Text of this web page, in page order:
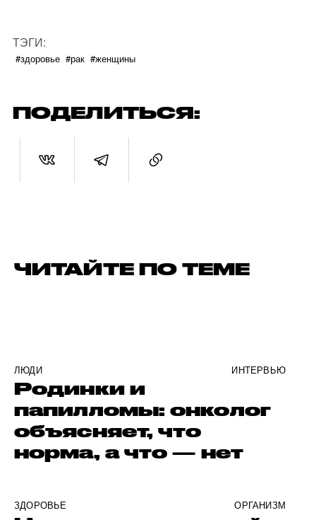
ТЭГИ:
#здоровье #рак #женщины
ПОДЕЛИТЬСЯ:
ЧИТАЙТЕ ПО ТЕМЕ
ЛЮДИ ИНТЕРВЬЮ
Родинки и
папилломы: онколог
объясняет, что
норма, а что — нет
ЗДОРОВЬЕ ОРГАНИЗМ